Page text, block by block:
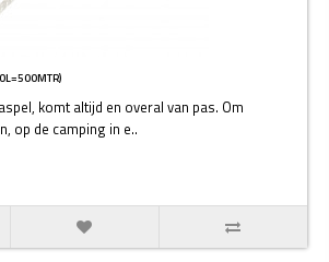
komt altijd en overal van pas. Om
op de camping in e..